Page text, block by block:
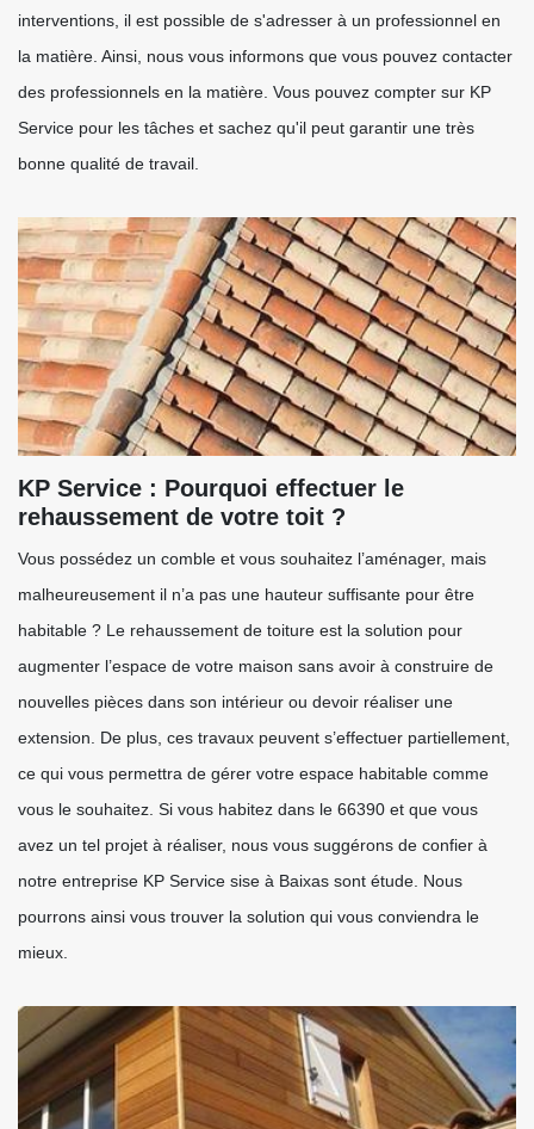
interventions, il est possible de s'adresser à un professionnel en
la matière. Ainsi, nous vous informons que vous pouvez contacter
des professionnels en la matière. Vous pouvez compter sur KP
Service pour les tâches et sachez qu'il peut garantir une très
bonne qualité de travail.
KP Service : Pourquoi effectuer le
rehaussement de votre toit ?
Vous possédez un comble et vous souhaitez l’aménager, mais
malheureusement il n’a pas une hauteur suffisante pour être
habitable ? Le rehaussement de toiture est la solution pour
augmenter l’espace de votre maison sans avoir à construire de
nouvelles pièces dans son intérieur ou devoir réaliser une
extension. De plus, ces travaux peuvent s’effectuer partiellement,
ce qui vous permettra de gérer votre espace habitable comme
vous le souhaitez. Si vous habitez dans le 66390 et que vous
avez un tel projet à réaliser, nous vous suggérons de confier à
notre entreprise KP Service sise à Baixas sont étude. Nous
pourrons ainsi vous trouver la solution qui vous conviendra le
mieux.